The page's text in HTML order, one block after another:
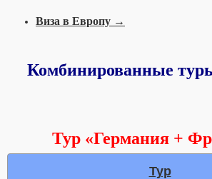
Виза в Европу →
Комбинированные
Тур «Германия +
Тур